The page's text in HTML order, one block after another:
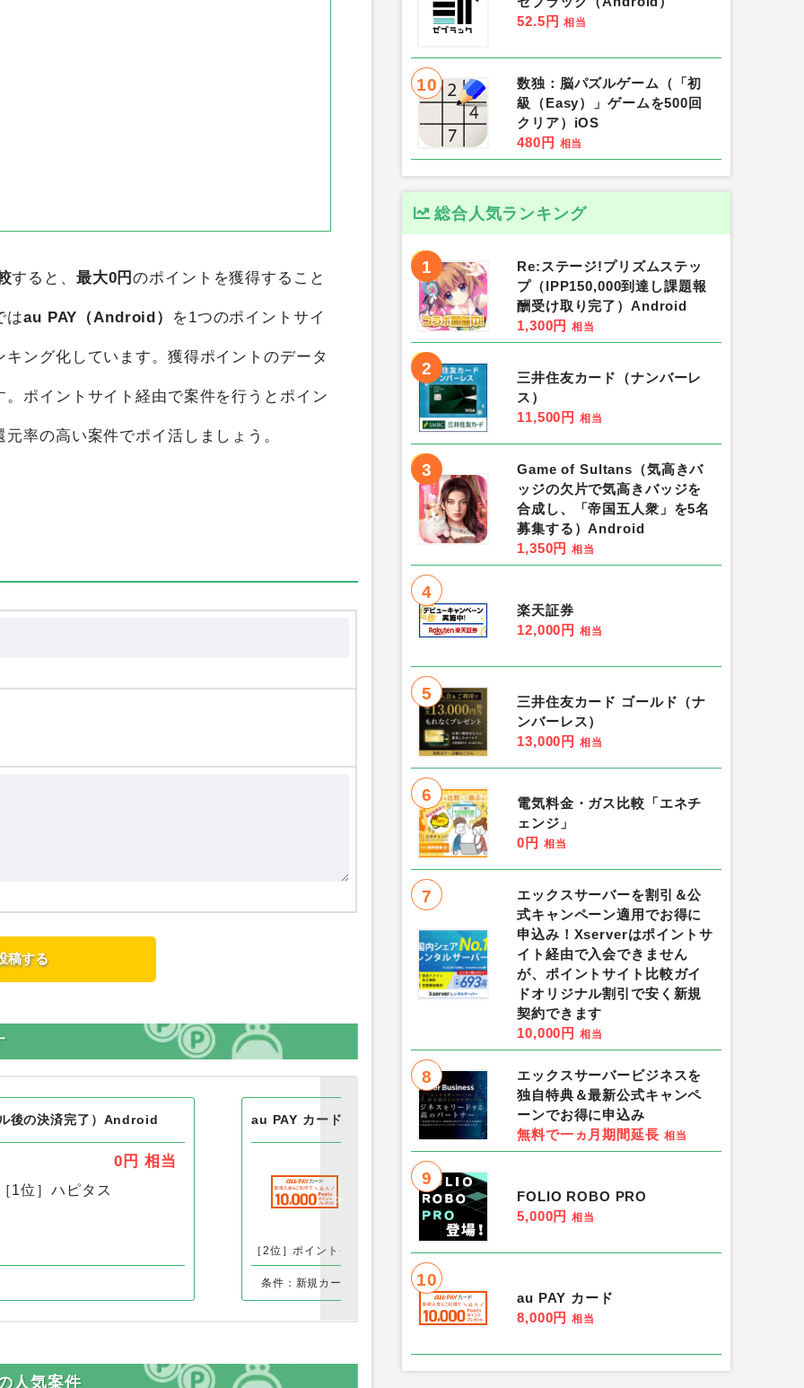
すると、 最大0円のポイントを獲得すること
はau PAY（Android） を1つのポイントサイ
ング化しています。獲得ポイントのデータ
ポイントサイト経由で案件を行うとポイン
率の高い案件でポイ活しましょう。
後の決済完了）Android
0円 相当
［1位］ ハピタス
au PAY カード
［1位］ハピタス
［2位］ポイントインカム ［3位］ポイントタウン
条件：新規カード発行
au PAY（加盟店 スマホ決済
［2位］- ［3位］-
人気案件
52.5円 相当
10
数独：脳パズルゲーム（「初
級（Easy）」ゲームを500回
クリア）iOS
480円 相当
総合人気ランキング
1
Re:ステージ!プリズムステッ
プ（IPP150,000到達し課題報
酬受け取り完了）Android
1,300円 相当
2
三井住友カード（ナンバーレ
ス）
11,500円 相当
3
Game of Sultans（気高きバ
ッジの欠片で気高きバッジを
合成し、「帝国五人衆」を5名
募集する）Android
1,350円 相当
4
楽天証券
12,000円 相当
5
三井住友カード ゴールド（ナ
ンバーレス）
13,000円 相当
6
電気料金・ガス比較「エネチ
ェンジ」
0円 相当
7
エックスサーバーを割引＆公
式キャンペーン適用でお得に
申込み！Xserverはポイントサ
イト経由で入会できません
が、ポイントサイト比較ガイ
ドオリジナル割引で安く新規
契約できます
10,000円 相当
8
エックスサーバービジネスを
独自特典＆最新公式キャンペ
ーンでお得に申込み
無料で一ヵ月期間延長 相当
9
FOLIO ROBO PRO
5,000円 相当
10
au PAY カード
8,000円 相当